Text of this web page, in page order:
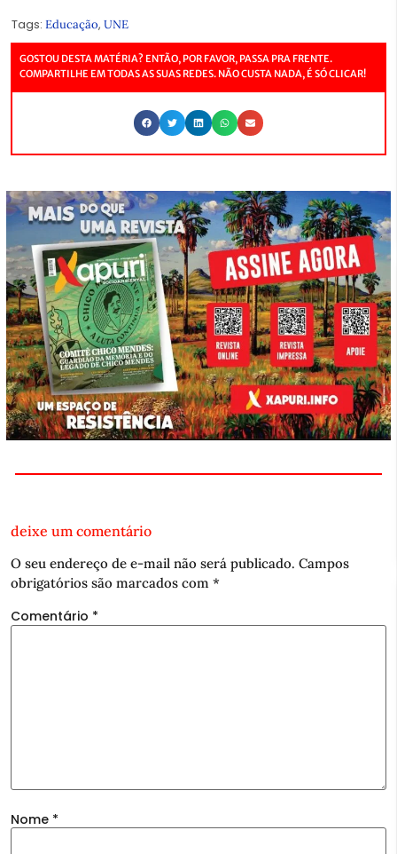
Tags: Educação, UNE
GOSTOU DESTA MATÉRIA? ENTÃO, POR FAVOR, PASSA PRA FRENTE.
COMPARTILHE EM TODAS AS SUAS REDES. NÃO CUSTA NADA, É SÓ CLICAR!
deixe um comentário
O seu endereço de e-mail não será publicado. Campos
obrigatórios são marcados com *
Comentário *
Nome *